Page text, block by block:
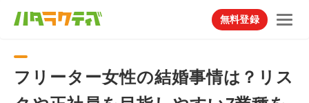
無料登録
フリーター女性の結婚事情は？リス